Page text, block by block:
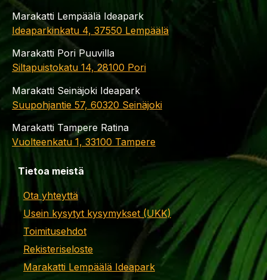
Marakatti Lempäälä Ideapark
Ideaparkinkatu 4, 37550 Lempäälä
Marakatti Pori Puuvilla
Siltapuistokatu 14, 28100 Pori
Marakatti Seinäjoki Ideapark
Suupohjantie 57, 60320 Seinäjoki
Marakatti Tampere Ratina
Vuolteenkatu 1, 33100 Tampere
Tietoa meistä
Ota yhteyttä
Usein kysytyt kysymykset (UKK)
Toimitusehdot
Rekisteriseloste
Marakatti Lempäälä Ideapark